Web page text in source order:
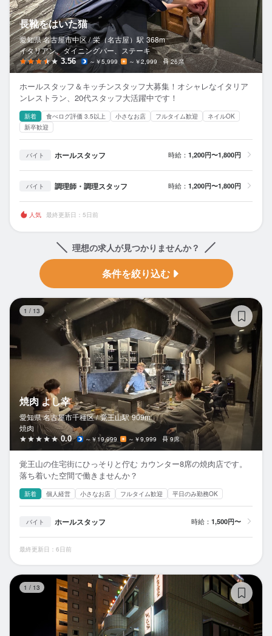
長靴をはいた猫
愛知県 名古屋市中区 / 栄（名古屋） 駅 368m
イタリアン、ダイニングバー、ステーキ
3.56 ～￥5,999 ～￥2,999 26席
ホールスタッフ＆キッチンスタッフ大募集！オシャレなイタリア
ンレストラン、20代スタッフ大活躍中です！
新着 食べログ評価 3.5以上 小さなお店 フルタイム歓迎
ネイルOK
新卒歓迎
バイト ホールスタッフ 時給： 1,200円〜1,800円
バイト 調理師・調理スタッフ 時給： 1,200円〜1,800円
人気 最終更新日：5日前
理想の求人が見つかりませんか？
条件を絞り込む
1 / 13
焼肉 よし幸
愛知県 名古屋市千種区 / 覚王山駅 909m
焼肉
0.0 ～￥19,999 ～￥9,999 9席
覚王山の住宅街にひっそりと佇む カウンター8席の焼肉店です。
落ち着いた空間で働きませんか？
新着 個人経営 小さなお店 フルタイム歓迎 平日のみ勤務OK
バイト ホールスタッフ 時給： 1,500円〜
最終更新日：6日前
1 / 13